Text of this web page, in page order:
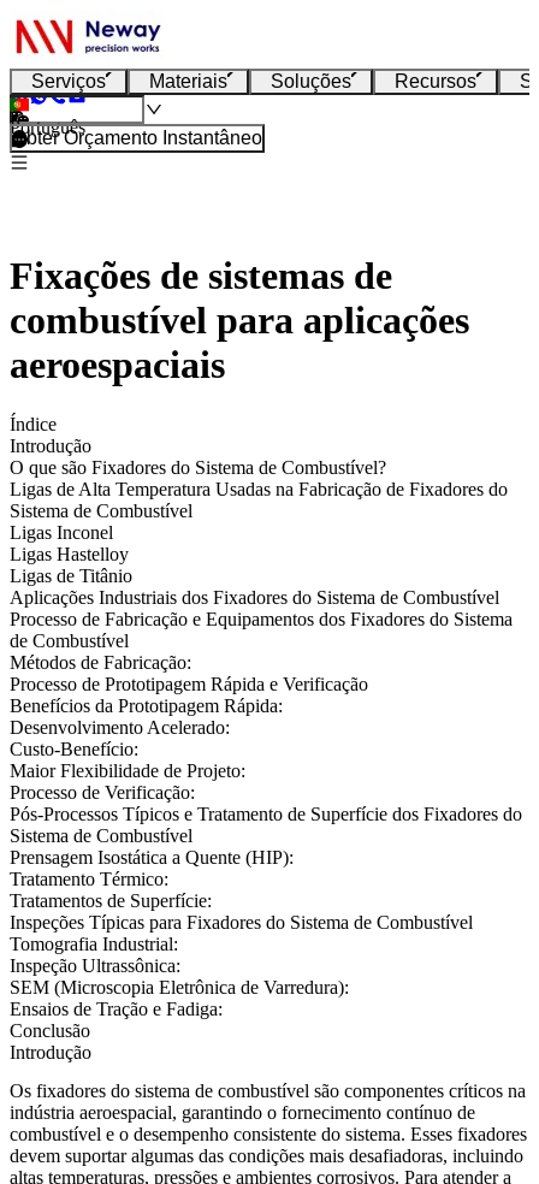
Serviços Materiais Soluções Recursos
Português
Obter Orçamento Instantâneo
Fixações de sistemas de
combustível para aplicações
aeroespaciais
Índice
Introdução
O que são Fixadores do Sistema de Combustível?
Ligas de Alta Temperatura Usadas na Fabricação de Fixadores do
Sistema de Combustível
Ligas Inconel
Ligas Hastelloy
Ligas de Titânio
Aplicações Industriais dos Fixadores do Sistema de Combustível
Processo de Fabricação e Equipamentos dos Fixadores do Sistema
de Combustível
Métodos de Fabricação:
Processo de Prototipagem Rápida e Verificação
Benefícios da Prototipagem Rápida:
Desenvolvimento Acelerado:
Custo-Benefício:
Maior Flexibilidade de Projeto:
Processo de Verificação:
Pós-Processos Típicos e Tratamento de Superfície dos Fixadores do
Sistema de Combustível
Prensagem Isostática a Quente (HIP):
Tratamento Térmico:
Tratamentos de Superfície:
Inspeções Típicas para Fixadores do Sistema de Combustível
Tomografia Industrial:
Inspeção Ultrassônica:
SEM (Microscopia Eletrônica de Varredura):
Ensaios de Tração e Fadiga:
Conclusão
Introdução
Os fixadores do sistema de combustível são componentes críticos na
indústria aeroespacial, garantindo o fornecimento contínuo de
combustível e o desempenho consistente do sistema. Esses fixadores
devem suportar algumas das condições mais desafiadoras, incluindo
altas temperaturas, pressões e ambientes corrosivos. Para atender a